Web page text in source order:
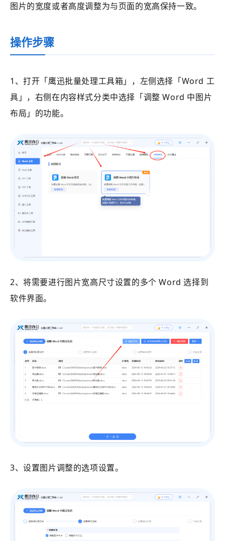
图片的宽度或者高度调整为与页面的宽高保持一致。
操作步骤
1、打开 「鹰迅批量处理工具箱」 ，左侧选择 「Word 工
具」 ，右侧在内容样式分类中选择 「调整 Word 中图片
布局 」的功能。
2、将需要进行图片宽高尺寸设置的多个 Word 选择到
软件界面。
3、设置图片调整的选项设置。